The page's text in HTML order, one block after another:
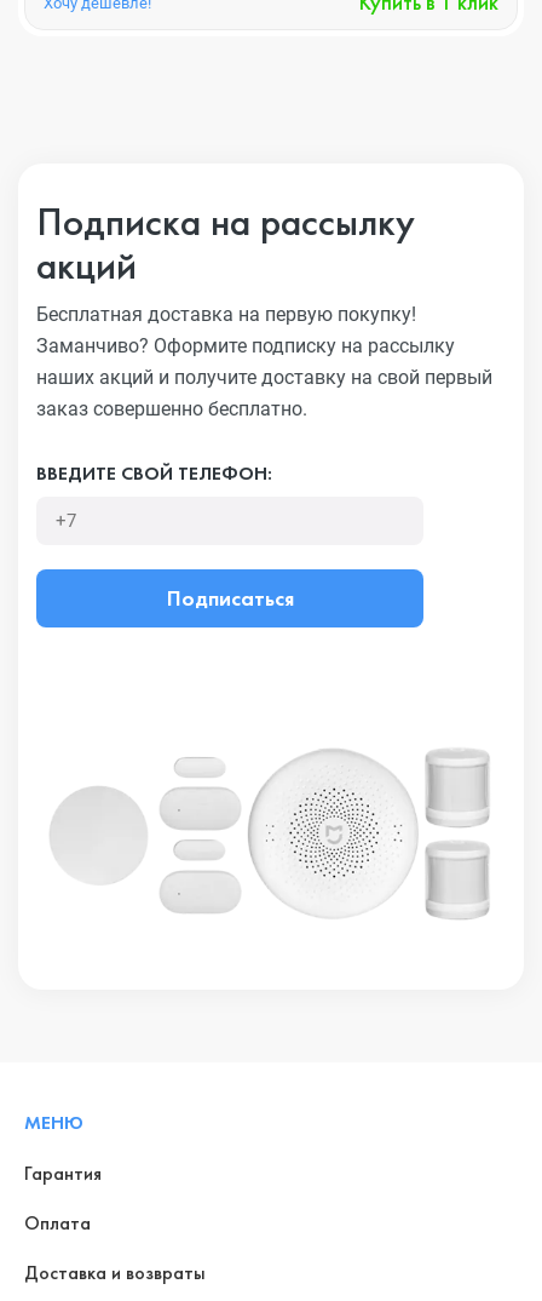
Подписка на рассылку
акций
Бесплатная доставка на первую покупку!
Заманчиво? Оформите подписку на рассылку
наших акций и получите доставку на свой первый
заказ совершенно бесплатно.
ВВЕДИТЕ СВОЙ ТЕЛЕФОН:
Подписаться
МЕНЮ
Гарантия
Оплата
Доставка и возвраты